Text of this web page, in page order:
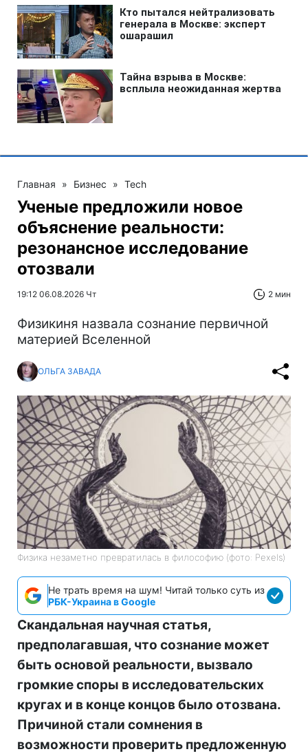
Главная » Бизнес » Tech
Ученые предложили новое
объяснение реальности:
резонансное исследование
отозвали
19:12 06.08.2026 Чт 2 мин
Физикиня назвала сознание первичной
материей Вселенной
ОЛЬГА ЗАВАДА
Физика незаметно превратилась в философию (фото: Pexels)
Не трать время на шум! Читай только суть из
РБК-Украина в Google
Скандальная научная статья,
предполагавшая, что сознание может
быть основой реальности, вызвало
громкие споры в исследовательских
кругах и в конце концов было отозвана.
Причиной стали сомнения в
возможности проверить предложенную